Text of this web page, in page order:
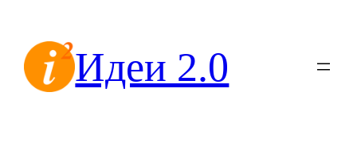
содержимомуИдеи 2.0